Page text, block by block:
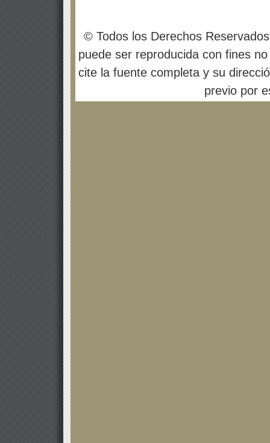
© Todos los Derechos
puede ser reproducida con fines
cite la fuente completa y su
previo por